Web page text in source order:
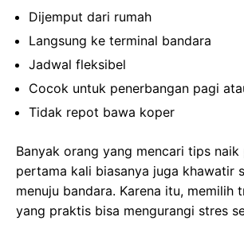
Dijemput dari rumah
Langsung ke terminal bandara
Jadwal fleksibel
Cocok untuk penerbangan pagi
Tidak repot bawa koper
Banyak orang yang mencari tips naik
pertama kali biasanya juga khawatir
menuju bandara. Karena itu, memilih
yang praktis bisa mengurangi stres